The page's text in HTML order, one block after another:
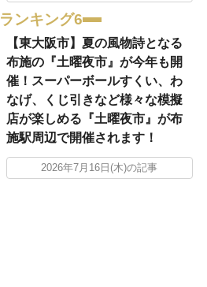
ランキング6
【東大阪市】夏の風物詩となる
布施の『土曜夜市』が今年も開
催！スーパーボールすくい、わ
なげ、くじ引きなど様々な模擬
店が楽しめる『土曜夜市』が布
施駅周辺で開催されます！
2026年7月16日(木)の記事